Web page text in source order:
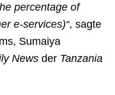
percentage of
e-services)“, sagte
Sumaiya
News der Tanzania